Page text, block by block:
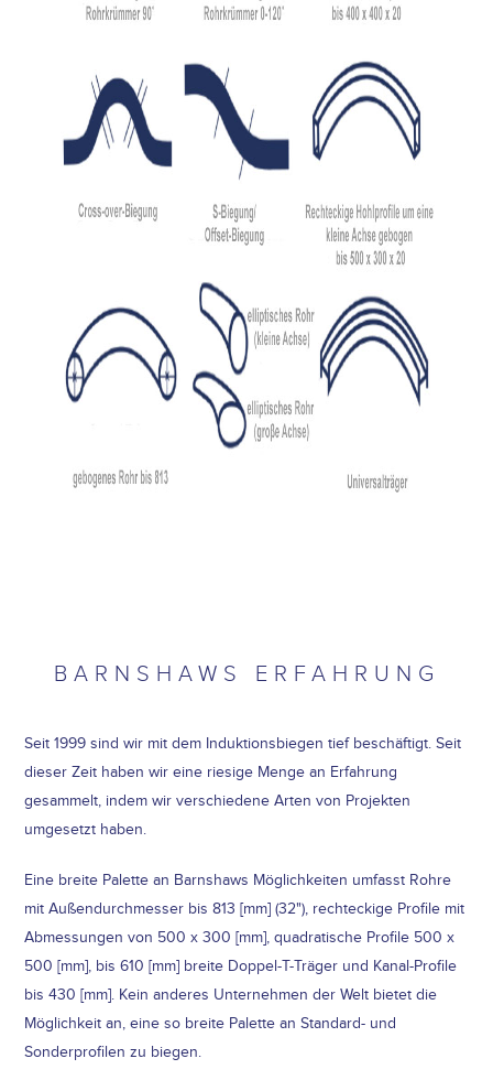
BARNSHAWS ERFAHRUNG
Seit 1999 sind wir mit dem Induktionsbiegen tief beschäftigt. Seit
dieser Zeit haben wir eine riesige Menge an Erfahrung
gesammelt, indem wir verschiedene Arten von Projekten
umgesetzt haben.
Eine breite Palette an Barnshaws Möglichkeiten umfasst Rohre
mit Außendurchmesser bis 813 [mm] (32"), rechteckige Profile mit
Abmessungen von 500 x 300 [mm], quadratische Profile 500 x
500 [mm], bis 610 [mm] breite Doppel-T-Träger und Kanal-Profile
bis 430 [mm]. Kein anderes Unternehmen der Welt bietet die
Möglichkeit an, eine so breite Palette an Standard- und
Sonderprofilen zu biegen.